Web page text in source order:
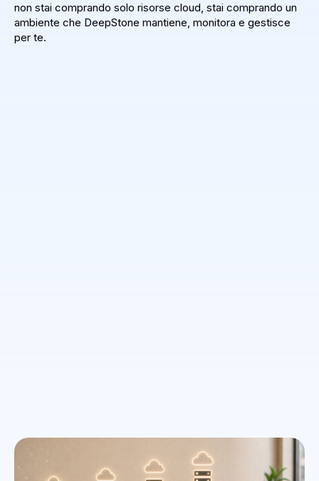
non stai comprando solo risorse cloud, stai comprando un
ambiente che DeepStone mantiene, monitora e gestisce
per te.